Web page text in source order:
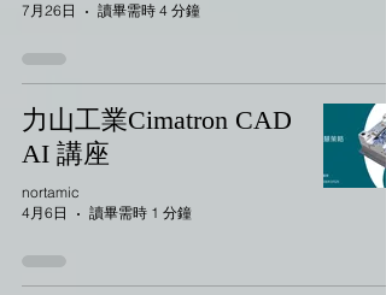
7月26日
讀畢需時 4 分鐘
力山工業Cimatron CAD
AI 講座
nortamic
4月6日
讀畢需時 1 分鐘